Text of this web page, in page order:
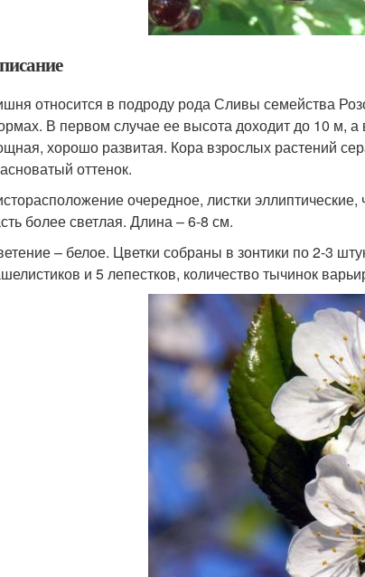
относится в подроду рода Сливы семейства
В первом случае ее высота доходит до 10 м,
хорошо развитая. Кора взрослых растений
оттенок.
очередное, листки
более светлая. Длина – 6-8 см.
– белое. Цветки собраны в зонтики по 2-3
и 5 лепестков, количество тычинок